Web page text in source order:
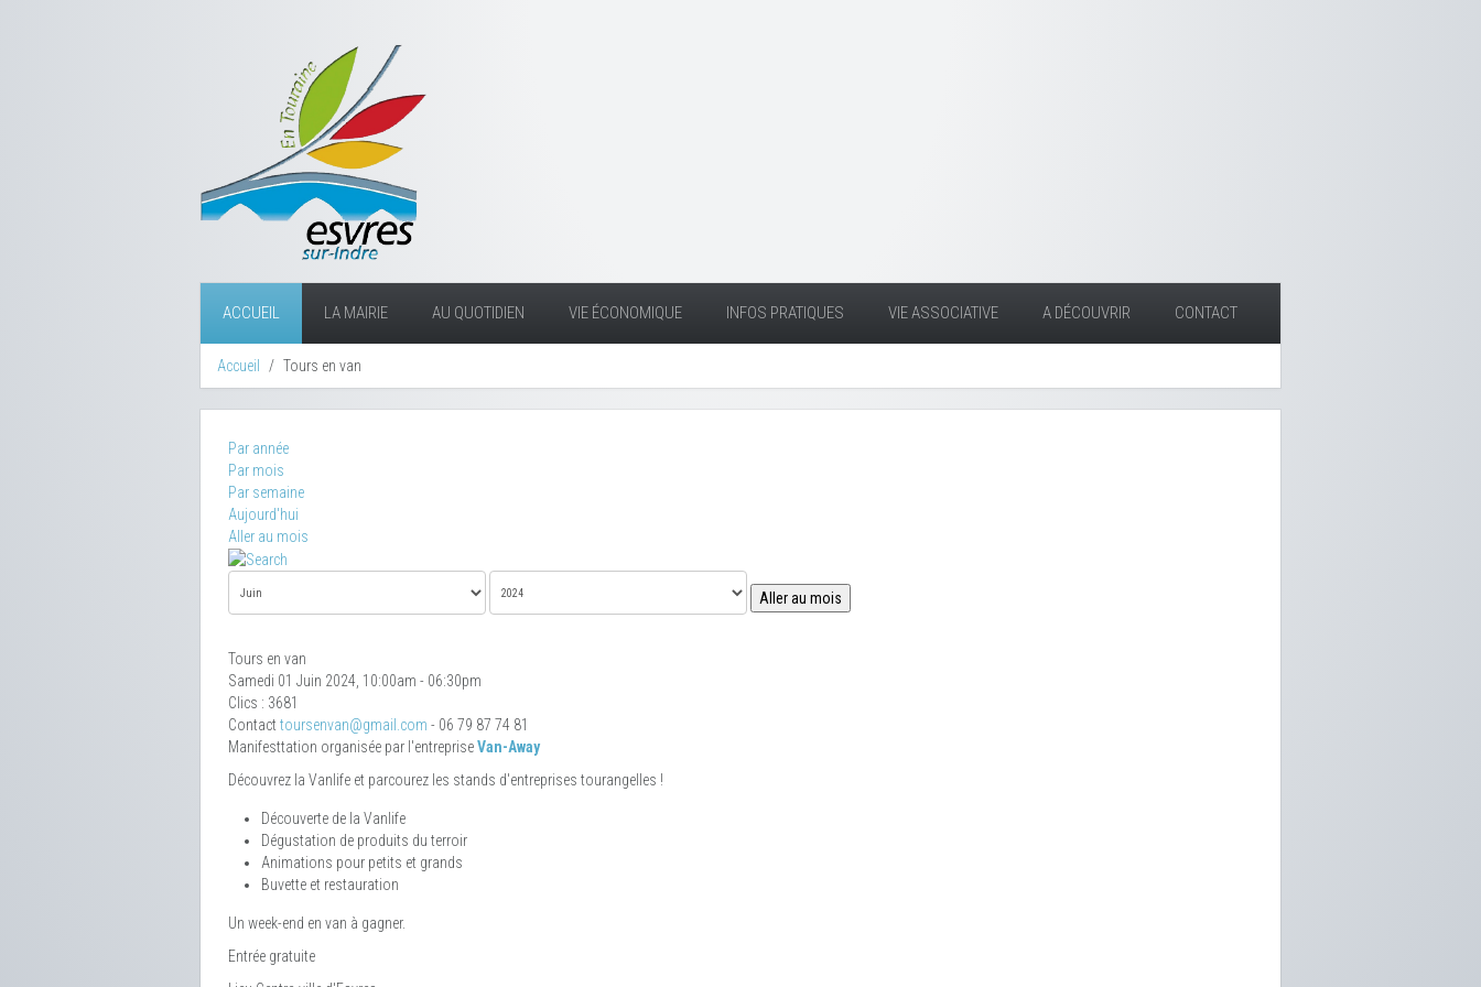
ACCUEIL LA MAIRIE AU QUOTIDIEN VIE ÉCONOMIQUE INFOS PRATIQUES VIE ASSOCIATIVE A DÉCOUVRIR CONTACT
Accueil Tours en van
Par année
Par mois
Par semaine
Aujourd'hui
Aller au mois
Aller au mois
Tours en van
Samedi 01 Juin 2024, 10:00am - 06:30pm
Clics : 3681
Contacttoursenvan@gmail.com - 06 79 87 74 81
Manifesttation organisée par l'entrepriseVan-Away
Découvrez la Vanlife et parcourez les stands d'entreprises tourangelles !
Découverte de la Vanlife
Dégustation de produits du terroir
Animations pour petits et grands
Buvette et restauration
Un week-end en van à gagner.
Entrée gratuite